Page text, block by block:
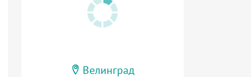
Велинград